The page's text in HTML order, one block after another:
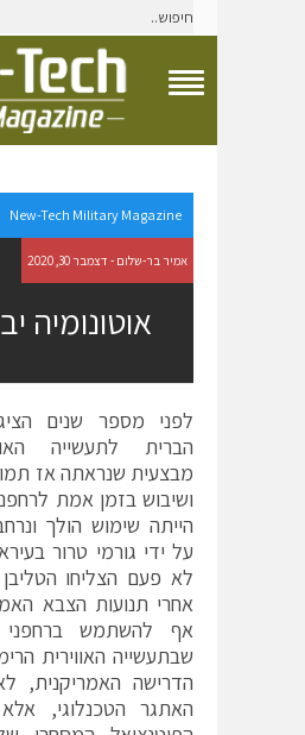
g
l
e
N
a
i
n
M
e
n
u
New-Tech Military Magazine
אמיר בר-שלום - דצמבר 30, 2020
אוטונומיה
לפני מספר שנים
הברית לתעשייה
מבצעית שנראתה אז
ושיבוש בזמן אמת
הייתה שימוש הולך
על ידי גורמי טרור
לא פעם הצליחו
אחרי תנועות הצבא
אף להשתמש ברחפני
שבתעשייה האווירית
הדרישה האמריקנית,
האתגר הטכנלוגי,